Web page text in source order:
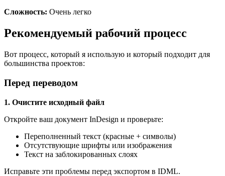
Сложность: Очень легко
Рекомендуемый рабочий процесс
Вот процесс, который я использую и который подходит для
большинства проектов:
Перед переводом
1. Очистите исходный файл
Откройте ваш документ InDesign и проверьте:
Переполненный текст (красные + символы)
Отсутствующие шрифты или изображения
Текст на заблокированных слоях
Исправьте эти проблемы перед экспортом в IDML.